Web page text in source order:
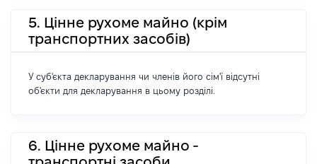
5. Цінне рухоме майно (крім
транспортних засобів)
У суб'єкта декларування чи членів його сім'ї відсутні
об'єкти для декларування в цьому розділі.
6. Цінне рухоме майно -